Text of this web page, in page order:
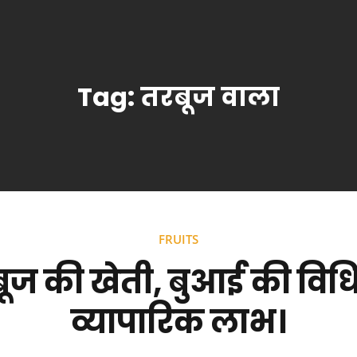
Tag:तरबूज वाला
FRUITS
की खेती, बुआई की
व्यापारिक लाभ।